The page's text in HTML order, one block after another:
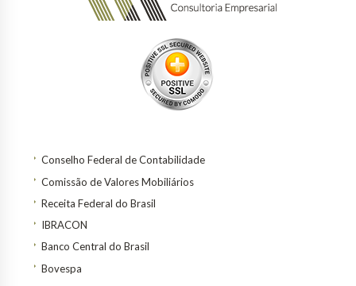
Conselho Federal de Contabilidade
Comissão de Valores Mobiliários
Receita Federal do Brasil
IBRACON
Banco Central do Brasil
Bovespa